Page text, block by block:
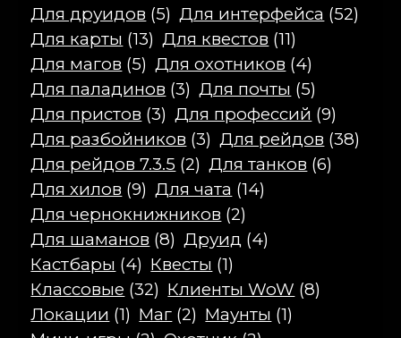
Для друидов (5) Для интерфейса (52)
Для карты (13) Для квестов (11)
Для магов (5) Для охотников (4)
Для паладинов (3) Для почты (5)
Для пристов (3) Для профессий (9)
Для разбойников (3) Для рейдов (38)
Для рейдов 7.3.5 (2) Для танков (6)
Для хилов (9) Для чата (14)
Для чернокнижников (2)
Для шаманов (8) Друид (4)
Кастбары (4) Квесты (1)
Классовые (32) Клиенты WoW (8)
Локации (1) Маг (2) Маунты (1)